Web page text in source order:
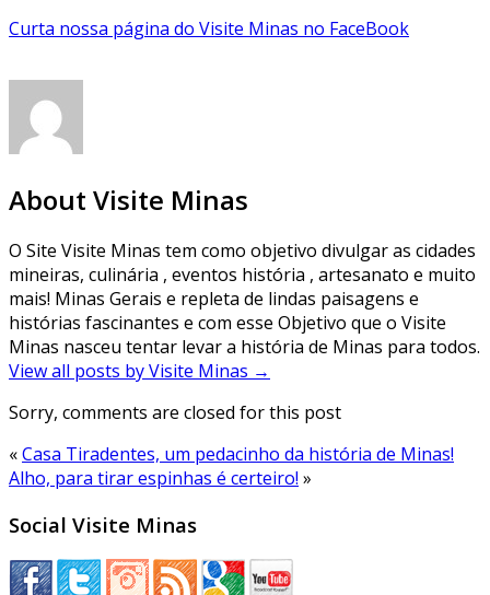
Curta nossa página do Visite Minas no FaceBook
About Visite Minas
O Site Visite Minas tem como objetivo divulgar as cidades
mineiras, culinária , eventos história , artesanato e muito
mais! Minas Gerais e repleta de lindas paisagens e
histórias fascinantes e com esse Objetivo que o Visite
Minas nasceu tentar levar a história de Minas para todos.
View all posts by Visite Minas →
Sorry, comments are closed for this post
«Casa Tiradentes, um pedacinho da história de Minas!
Alho, para tirar espinhas é certeiro! »
Social Visite Minas